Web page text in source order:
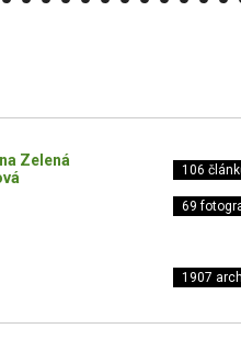
Zelená
106
69
1907